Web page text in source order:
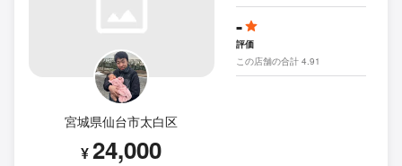
宮城県仙台市太白区
¥24,000
-
評価
この店舗の合計 4.91